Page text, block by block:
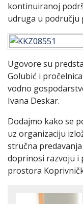
kontinuiranoj
udruga u području
Ugovore su
Golubić i
vodno
Ivana Deskar.
Dodajmo kako se
uz organizaciju
stručna
doprinosi razvoju i
prostora